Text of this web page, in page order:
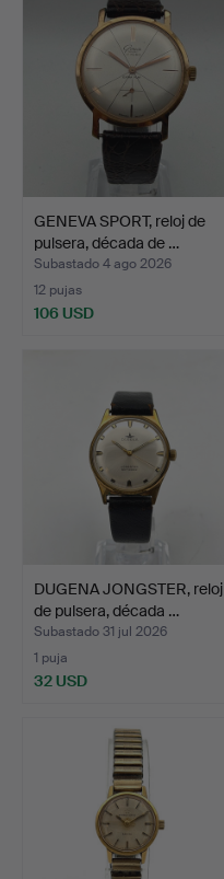
GENEVA SPORT, reloj de
pulsera, década de …
Subastado 4 ago 2026
12 pujas
106 USD
DUGENA JONGSTER, reloj
de pulsera, década …
Subastado 31 jul 2026
1 puja
32 USD